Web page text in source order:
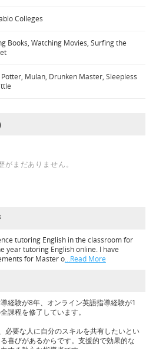
Colleges
Books, Watching Movies, Surfing the
Mulan, Drunken Master, Sleepless
がまだありません。
tutoring English in the classroom for
year tutoring English online. I have
for Master o…Read More
経験が8年、オンライン英語指導経験が1
課程を修了しています。
必要な人に自分のスキルを共有したいとい
喜びがあるからです。支援的で効果的な